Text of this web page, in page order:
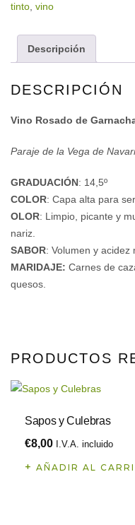
tinto vino
Descripción
DESCRIPCIÓN
Vino Rosado de
Paraje de la Vega de
GRADUACIÓN: 14,5º
COLOR: Capa alta para
OLOR: Limpio, picante y
nariz.
SABOR: Volumen y acidez
MARIDAJE: Carnes de
quesos.
PRODUCTOS
Sapos y Culebras
€8,00 I.V.A. incluido
AÑADIR AL